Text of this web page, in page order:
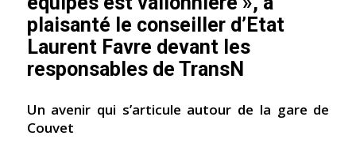
plaisanté le conseiller d’Etat
Laurent Favre devant les
responsables de TransN
Un avenir qui s’articule autour de la gare de
Couvet